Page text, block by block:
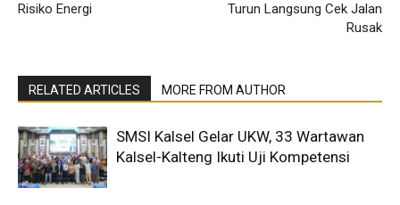
Risiko Energi
Turun Langsung Cek Jalan
Rusak
RELATED ARTICLES MORE FROM AUTHOR
SMSI Kalsel Gelar UKW, 33 Wartawan
Kalsel-Kalteng Ikuti Uji Kompetensi